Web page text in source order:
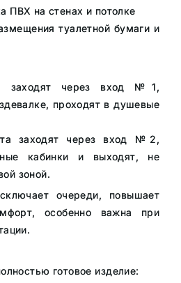
ПВХ на стенах и потолке
туалетной бумаги и
заходят через вход №1,
проходят в душевые
заходят через вход №2,
кабинки и выходят, не
зоной.
очереди, повышает
особенно важна при
готовое изделие: